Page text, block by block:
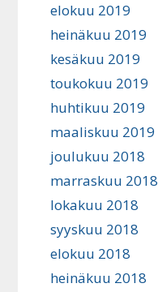
elokuu 2019
heinäkuu 2019
kesäkuu 2019
toukokuu 2019
huhtikuu 2019
maaliskuu 2019
joulukuu 2018
marraskuu 2018
lokakuu 2018
syyskuu 2018
elokuu 2018
heinäkuu 2018